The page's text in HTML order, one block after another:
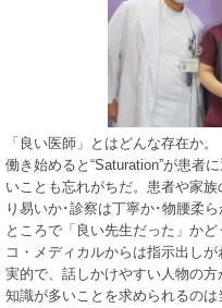
「良い医師」とはどんな存在か。
働き始めると“Saturation”が患者
いことも忘れがちだ。患者や家
り易いか･診察は丁寧か･物腰柔
ところで「良い先生だった」か
コ・メディカルからは指示出し
実的で、話しかけやすい人物の
知識が多いことを求められるの